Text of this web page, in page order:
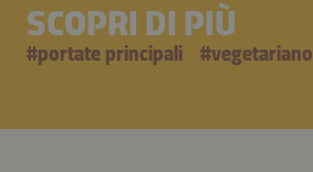
SCOPRI DI PIÙ
#portate principali #vegetariano